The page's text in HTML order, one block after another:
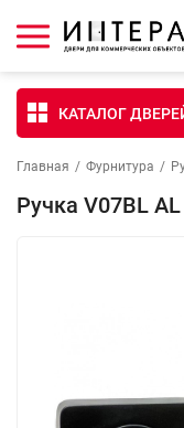
КАТАЛОГ
Главная / Фурнитура /
Ручка V07BL